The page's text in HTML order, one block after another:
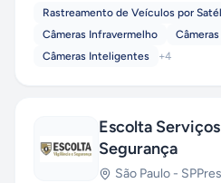
Rastreamento de Veículos por
Câmeras Infravermelho
Câmeras
Câmeras Inteligentes
+4
Escolta
Segurança
São Paulo - SP